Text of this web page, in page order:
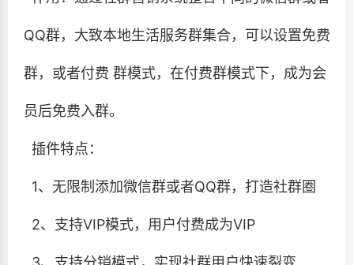
QQ群，大致本地生活服务群集合，可以设置免费
群，或者付费 群模式，在付费群模式下，成为会
员后免费入群。
插件特点：
1、无限制添加微信群或者QQ群，打造社群圈
2、支持VIP模式，用户付费成为VIP